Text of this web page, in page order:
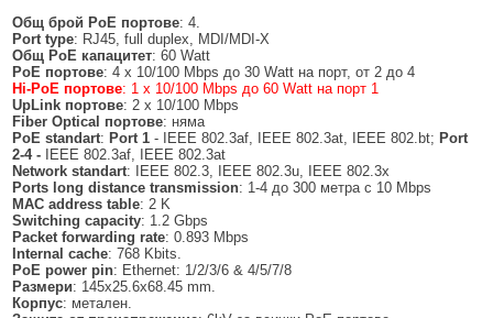
Общ бройPoE портове: 4.
Port type: RJ45, full duplex, MDI/MDI-X
ОбщPoE капацитет: 60 Watt
PoE портове: 4 x 10/100 Mbps до 30 Watt на порт, от 2 до 4
Hi-PoE портове: 1 x 10/100 Mbps до 60 Watt на порт 1
UpLink портове: 2 x 10/100 Mbps
Fiber Optical портове: няма
PoE standart:Port 1 - IEEE 802.3af, IEEE 802.3at, IEEE 802.bt;Port
2-4 - IEEE 802.3af, IEEE 802.3at
Network standart: IEEE 802.3, IEEE 802.3u, IEEE 802.3x
Ports long distance transmission: 1-4 до 300 метра с 10 Mbps
MAC address table: 2 K
Switching capacity: 1.2 Gbps
Packet forwarding rate: 0.893 Mbps
Internal cache: 768 Kbits.
PoE power pin: Ethernet: 1/2/3/6 & 4/5/7/8
Размери: 145x25.6x68.45 mm.
Корпус: метален.